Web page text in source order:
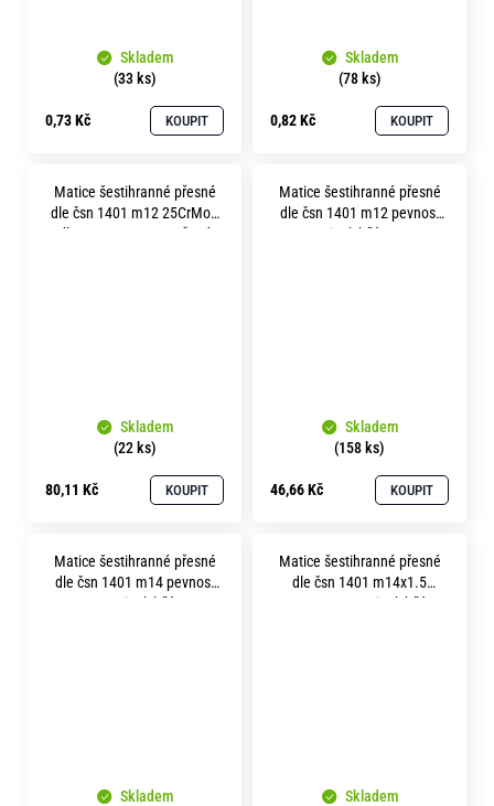
Skladem
(33 ks)
0,73 Kč KOUPIT
Skladem
(78 ks)
0,82 Kč KOUPIT
Matice šestihranné přesné
dle čsn 1401 m12 25CrMo4
dle EN 10083 soutružené
Skladem
(22 ks)
80,11 Kč KOUPIT
Matice šestihranné přesné
dle čsn 1401 m12 pevnost
Skladem
(158 ks)
46,66 Kč KOUPIT
Matice šestihranné přesné
dle čsn 1401 m14 pevnost
5.8 zinek bílý
Skladem
Matice šestihranné přesné
dle čsn 1401 m14x1.5
pevnost 5.8 zinek bílý
Skladem